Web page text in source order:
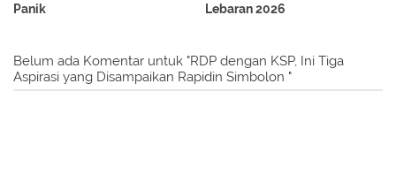
Panik
Lebaran 2026
Belum ada Komentar untuk "RDP dengan KSP, Ini Tiga
Aspirasi yang Disampaikan Rapidin Simbolon "